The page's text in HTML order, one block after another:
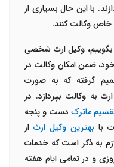
با این حال بسیاری از
وکالت کنند.
وکیل ارث شخصی
ضمن امکان وکالت در
گرفته که به صورت
به وکالت بپردازد. در
ماترک دست و پنجه
با بهترین وکیل ارث از
به ذکر است که خدمات
و در تمامی ایام هفته